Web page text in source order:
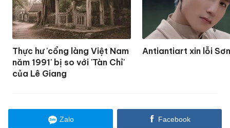
Thực hư 'cổng làng Việt Nam
năm 1991' bị so với 'Tàn Chỉ'
của Lê Giang
Antiantiart xin lỗi
Zalo Facebook